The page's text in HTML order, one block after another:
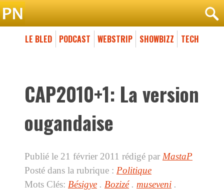
LE BLED PODCAST WEBSTRIP SHOWBIZZ TECH
CAP2010+1: La version
ougandaise
Publié le 21 février 2011 rédigé par MastaP
Posté dans la rubrique : Politique
Mots Clés: Bésigye . Bozizé. museveni .